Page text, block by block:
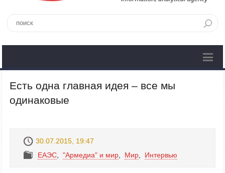
Есть одна главная идея – все мы
одинаковые
30.07.2015, 19:47
ЕАЭС
"Армедиа" и мир Mир Интервью